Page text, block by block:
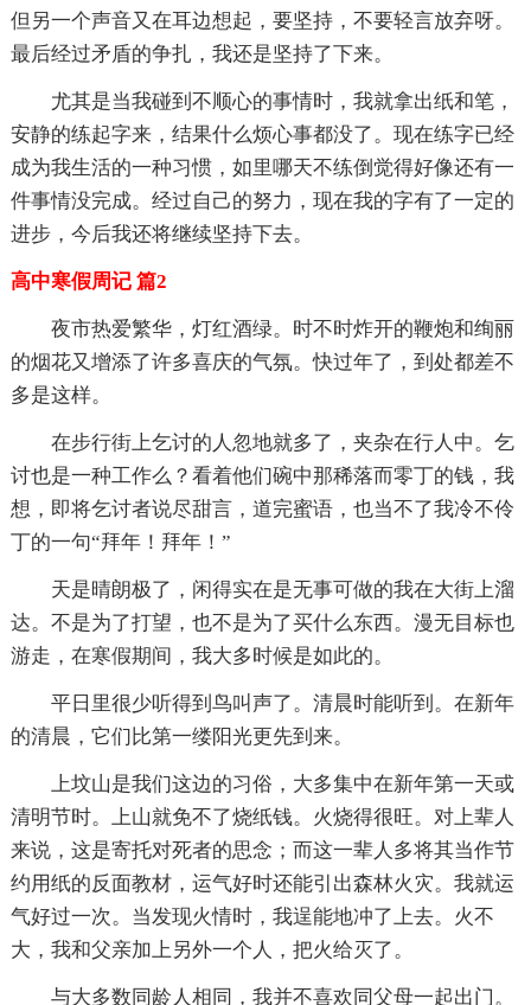
但另一个声音又在耳边想起，要坚持，不要轻言放弃呀。
最后经过矛盾的争扎，我还是坚持了下来。
尤其是当我碰到不顺心的事情时，我就拿出纸和笔，
安静的练起字来，结果什么烦心事都没了。现在练字已经
成为我生活的一种习惯，如里哪天不练倒觉得好像还有一
件事情没完成。经过自己的努力，现在我的字有了一定的
进步，今后我还将继续坚持下去。
高中寒假周记 篇2
夜市热爱繁华，灯红酒绿。时不时炸开的鞭炮和绚丽
的烟花又增添了许多喜庆的气氛。快过年了，到处都差不
多是这样。
在步行街上乞讨的人忽地就多了，夹杂在行人中。乞
讨也是一种工作么？看着他们碗中那稀落而零丁的钱，我
想，即将乞讨者说尽甜言，道完蜜语，也当不了我冷不伶
丁的一句“拜年！拜年！”
天是晴朗极了，闲得实在是无事可做的我在大街上溜
达。不是为了打望，也不是为了买什么东西。漫无目标也
游走，在寒假期间，我大多时候是如此的。
平日里很少听得到鸟叫声了。清晨时能听到。在新年
的清晨，它们比第一缕阳光更先到来。
上坟山是我们这边的习俗，大多集中在新年第一天或
清明节时。上山就免不了烧纸钱。火烧得很旺。对上辈人
来说，这是寄托对死者的思念；而这一辈人多将其当作节
约用纸的反面教材，运气好时还能引出森林火灾。我就运
气好过一次。当发现火情时，我逞能地冲了上去。火不
大，我和父亲加上另外一个人，把火给灭了。
与大多数同龄人相同，我并不喜欢同父母一起出门。